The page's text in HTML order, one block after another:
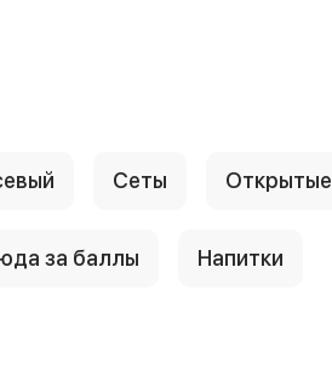
Сеты Открытые
за баллы Напитки